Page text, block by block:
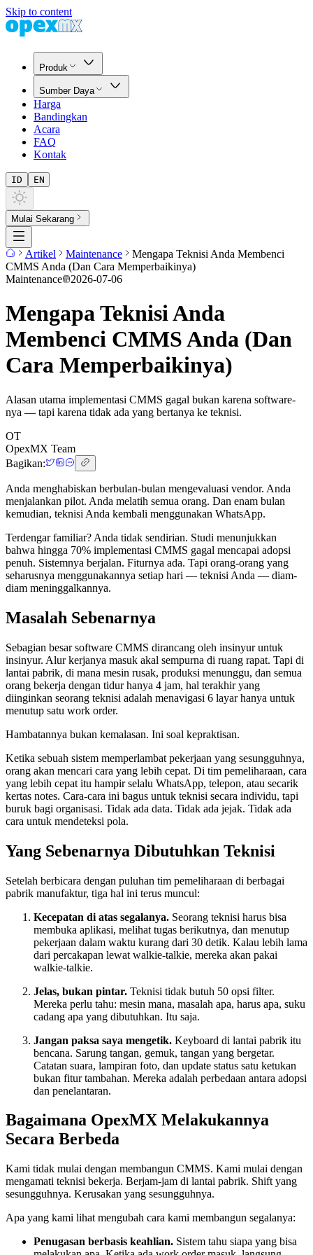
Skip to content
Produk
Sumber Daya
Harga
Bandingkan
Acara
FAQ
Kontak
ID EN
Mulai Sekarang
Artikel Maintenance
Mengapa Teknisi Anda Membenci
CMMS Anda (Dan Cara Memperbaikinya)
Maintenance
2026-07-06
Mengapa Teknisi Anda
Membenci CMMS Anda (Dan
Cara Memperbaikinya)
Alasan utama implementasi CMMS gagal bukan karena software-
nya — tapi karena tidak ada yang bertanya ke teknisi.
OT
OpexMX Team
Bagikan:
Anda menghabiskan berbulan-bulan mengevaluasi vendor. Anda
menjalankan pilot. Anda melatih semua orang. Dan enam bulan
kemudian, teknisi Anda kembali menggunakan WhatsApp.
Terdengar familiar? Anda tidak sendirian. Studi menunjukkan
bahwa hingga 70% implementasi CMMS gagal mencapai adopsi
penuh. Sistemnya berjalan. Fiturnya ada. Tapi orang-orang yang
seharusnya menggunakannya setiap hari — teknisi Anda — diam-
diam meninggalkannya.
Masalah Sebenarnya
Sebagian besar software CMMS dirancang oleh insinyur untuk
insinyur. Alur kerjanya masuk akal sempurna di ruang rapat. Tapi di
lantai pabrik, di mana mesin rusak, produksi menunggu, dan semua
orang bekerja dengan tidur hanya 4 jam, hal terakhir yang
diinginkan seorang teknisi adalah menavigasi 6 layar hanya untuk
menutup satu work order.
Hambatannya bukan kemalasan. Ini soal kepraktisan.
Ketika sebuah sistem memperlambat pekerjaan yang sesungguhnya,
orang akan mencari cara yang lebih cepat. Di tim pemeliharaan, cara
yang lebih cepat itu hampir selalu WhatsApp, telepon, atau secarik
kertas notes. Cara-cara ini bagus untuk teknisi secara individu, tapi
buruk bagi organisasi. Tidak ada data. Tidak ada jejak. Tidak ada
cara untuk mendeteksi pola.
Yang Sebenarnya Dibutuhkan Teknisi
Setelah berbicara dengan puluhan tim pemeliharaan di berbagai
pabrik manufaktur, tiga hal ini terus muncul:
Kecepatan di atas segalanya. Seorang teknisi harus bisa
membuka aplikasi, melihat tugas berikutnya, dan menutup
pekerjaan dalam waktu kurang dari 30 detik. Kalau lebih lama
dari percakapan lewat walkie-talkie, mereka akan pakai
walkie-talkie.
Jelas, bukan pintar. Teknisi tidak butuh 50 opsi filter.
Mereka perlu tahu: mesin mana, masalah apa, harus apa, suku
cadang apa yang dibutuhkan. Itu saja.
Jangan paksa saya mengetik. Keyboard di lantai pabrik itu
bencana. Sarung tangan, gemuk, tangan yang bergetar.
Catatan suara, lampiran foto, dan update status satu ketukan
bukan fitur tambahan. Mereka adalah perbedaan antara adopsi
dan penelantaran.
Bagaimana OpexMX Melakukannya
Secara Berbeda
Kami tidak mulai dengan membangun CMMS. Kami mulai dengan
mengamati teknisi bekerja. Berjam-jam di lantai pabrik. Shift yang
sesungguhnya. Kerusakan yang sesungguhnya.
Apa yang kami lihat mengubah cara kami membangun segalanya:
Penugasan berbasis keahlian. Sistem tahu siapa yang bisa